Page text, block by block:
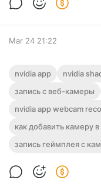
Mar 24 21:22
Как добавить
для записи в
Узнай как добавить
цифровой камеры
для геймплея!
nvidia app nvidia
запись с веб-камеры
nvidia app webcam
как добавить камеру
запись геймплея с